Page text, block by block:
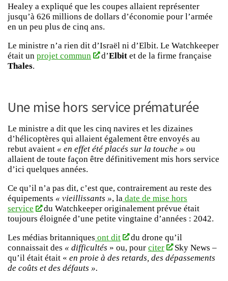
Healey a expliqué que les coupes allaient représenter
jusqu’à 626 millions de dollars d’économie pour l’armée
en un peu plus de cinq ans.
Le ministre n’a rien dit d’Israël ni d’Elbit. Le Watchkeeper
était un projet commun d’Elbitet de la firme française
Thales.
Une mise hors service prématurée
Le ministre a dit que les cinq navires et les dizaines
d’hélicoptères qui allaient également être envoyés au
rebut avaient « en effet été placés sur la touche » ou
allaient de toute façon être définitivement mis hors service
d’ici quelques années.
Ce qu’il n’a pas dit, c’est que, contrairement au reste des
équipements « vieillissants », la date de mise hors
service
du Watchkeeper originalement prévue était
toujours éloignée d’une petite vingtaine d’années : 2042.
Les médias britanniques ont dit
du drone qu’il
connaissait des « difficultés » ou, pour citer
Sky News –
qu’il était était « en proie à des retards, des dépassements
de coûts et des défauts ».